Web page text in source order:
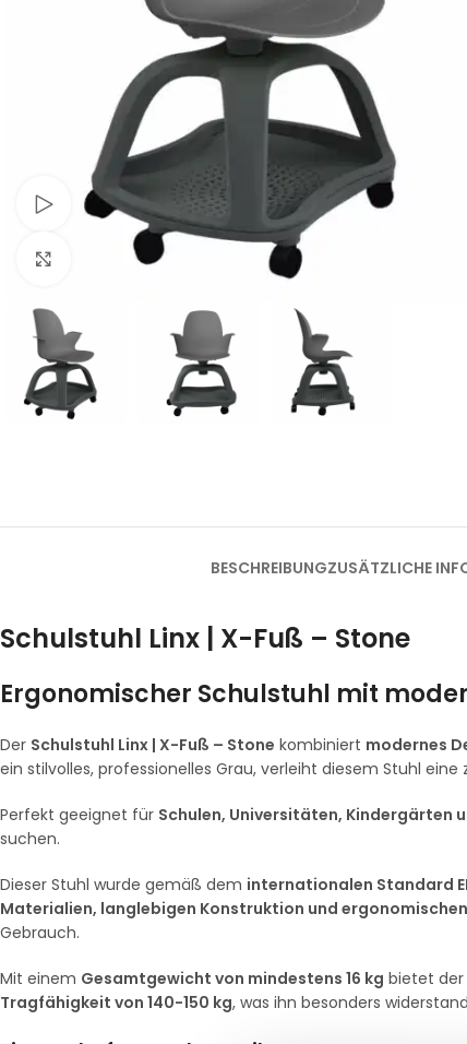
Schau Video
Klick zum Vergrößern
BESCHREIBUNGZUSÄTZLICHE
Schulstuhl Linx | X-Fuß – Stone
Ergonomischer Schulstuhl mit
Der Schulstuhl Linx | X-Fuß – Stone kombiniert modernes
ein stilvolles, professionelles Grau, verleiht diesem Stuhl
Perfekt geeignet für Schulen, Universitäten, Kindergärten
suchen.
Dieser Stuhl wurde gemäß dem internationalen Standard
Materialien, langlebigen Konstruktion und
Gebrauch.
Mit einem Gesamtgewicht von mindestens 16 kg bietet der
Tragfähigkeit von 140-150 kg, was ihn besonders